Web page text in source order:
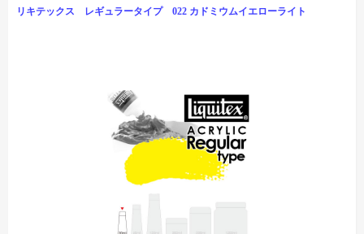
リキテックス レギュラータイプ 022 カドミウムイエローライト